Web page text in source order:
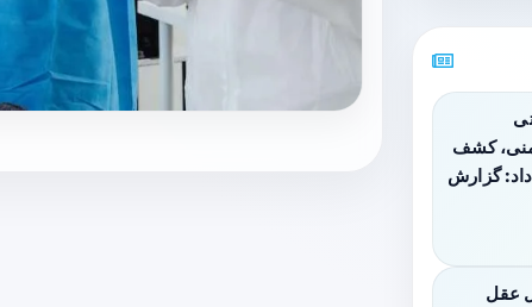
کشف
گزارش
عقل